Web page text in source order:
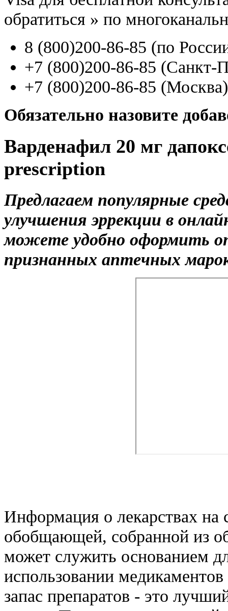
обратиться » по
8 (800)200-86-85 (по
+7 (800)200-86-85 (Санкт-
+7 (800)200-86-85 (Москва)
Обязательно назовите
Варденафил 20 мг
prescription
Предлагаем популярные
улучшения эррекции в
можете удобно оформить
признанных аптечных
Информация о лекарствах на
обобщающей, собранной из
может служить основанием
использовании
запас препаратов - это